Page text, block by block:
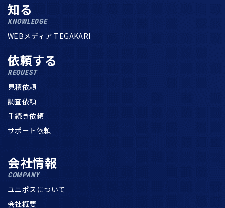
知る
KNOWLEDGE
WEBメディア TEGAKARI
依頼する
REQUEST
見積依頼
調査依頼
手続き依頼
サポート依頼
会社情報
COMPANY
ユニポスについて
会社概要